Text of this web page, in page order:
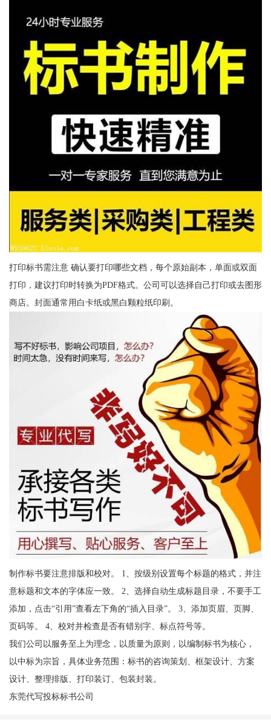
打印标书需注意 确认要打印哪些文档，每个原始副本，单面或双面
打印，建议打印时转换为PDF格式。公司可以选择自己打印或去图形
商店。封面通常用白卡纸或黑白颗粒纸印刷。
制作标书要注意排版和校对。 1、按级别设置每个标题的格式，并注
意标题和文本的字体应一致。 2、选择自动生成标题目录，不要手工
添加，点击“引用”查看左下角的“插入目录”。 3、添加页眉、页脚、
页码等。 4、校对并检查是否有错别字、标点符号等。
我们公司以服务至上为理念，以质量为原则，以编制标书为核心，
以中标为宗旨，具体业务范围：标书的咨询策划、框架设计、方案
设计、整理排版、打印装订、包装封装。
东莞代写投标标书公司